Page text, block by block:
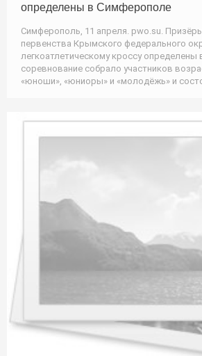
определены в Симферополе
Симферополь, 11 апреля. pwo.su.
первенства Крымского федерального
легкоатлетическому кроссу
соревнование собрало участников
«юноши», «юниоры» и «молодёжь» и